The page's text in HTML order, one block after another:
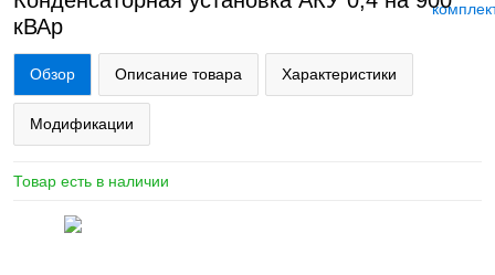
кВАр
Обзор Описание товара Характеристики
Модификации
Товар есть в наличии